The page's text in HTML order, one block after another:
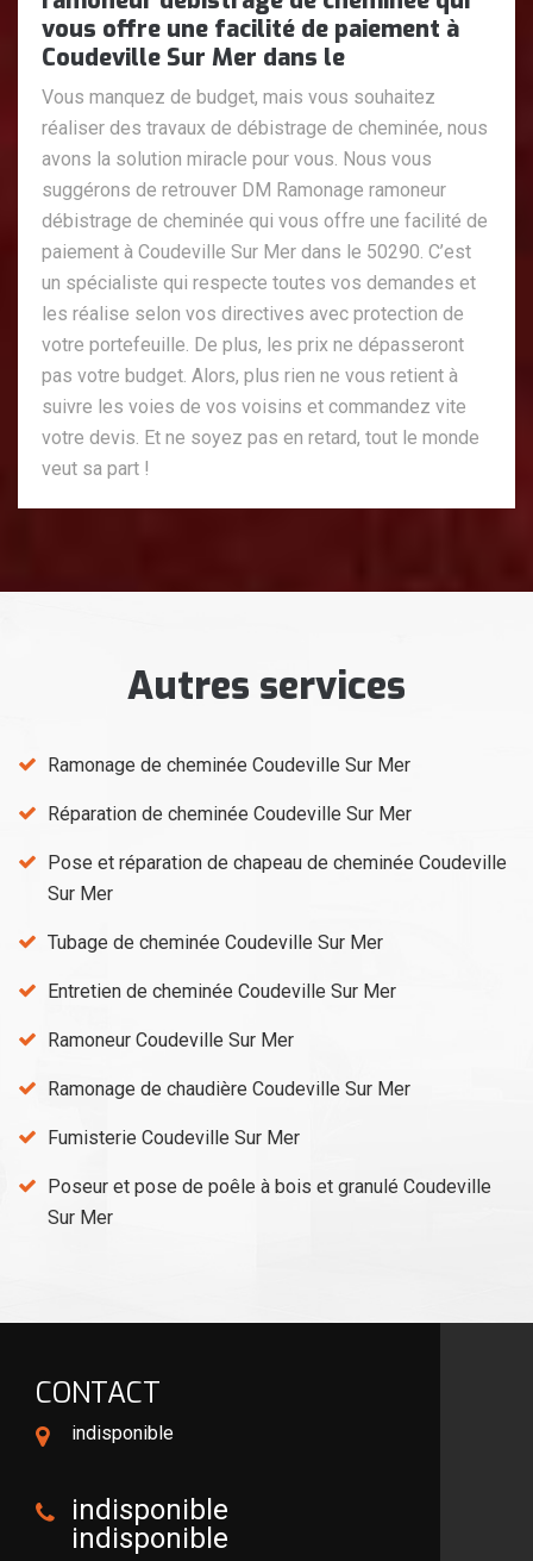
vous offre une facilité de paiement à
Coudeville Sur Mer dans le
Vous manquez de budget, mais vous souhaitez
réaliser des travaux de débistrage de cheminée, nous
avons la solution miracle pour vous. Nous vous
suggérons de retrouver DM Ramonage ramoneur
débistrage de cheminée qui vous offre une facilité de
paiement à Coudeville Sur Mer dans le 50290. C’est
un spécialiste qui respecte toutes vos demandes et
les réalise selon vos directives avec protection de
votre portefeuille. De plus, les prix ne dépasseront
pas votre budget. Alors, plus rien ne vous retient à
suivre les voies de vos voisins et commandez vite
votre devis. Et ne soyez pas en retard, tout le monde
veut sa part !
Autres services
Ramonage de cheminée Coudeville Sur Mer
Réparation de cheminée Coudeville Sur Mer
Pose et réparation de chapeau de cheminée Coudeville
Sur Mer
Tubage de cheminée Coudeville Sur Mer
Entretien de cheminée Coudeville Sur Mer
Ramoneur Coudeville Sur Mer
Ramonage de chaudière Coudeville Sur Mer
Fumisterie Coudeville Sur Mer
Poseur et pose de poêle à bois et granulé Coudeville
Sur Mer
CONTACT
indisponible
indisponible
indisponible